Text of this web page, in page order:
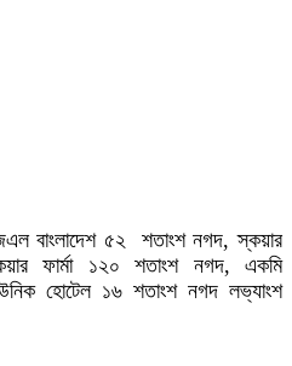
বাংলাদেশ ৫২ শতাংশ নগদ, স্কয়ার
ফার্মা ১২০ শতাংশ নগদ, একমি
হোটেল ১৬ শতাংশ নগদ লভ্যাংশ